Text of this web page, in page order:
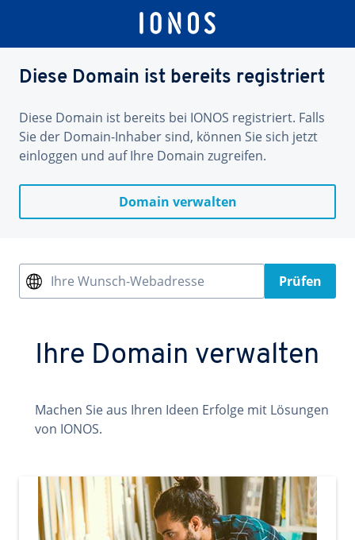
Diese Domain ist bereits registriert
Diese Domain ist bereits bei IONOS registriert. Falls
Sie der Domain-Inhaber sind, können Sie sich jetzt
einloggen und auf Ihre Domain zugreifen.
Domain verwalten
Ihre Wunsch-Webadresse Prüfen
Ihre Domain verwalten
Machen Sie aus Ihren Ideen Erfolge mit Lösungen
von IONOS.